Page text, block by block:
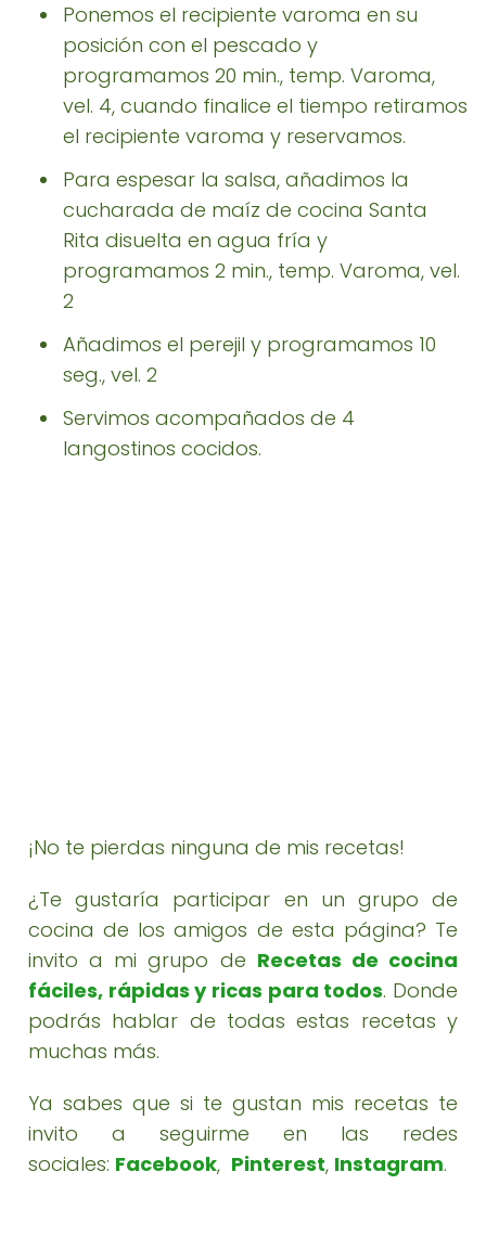
Ponemos el recipiente varoma en su
posición con el pescado y
programamos 20 min., temp. Varoma,
vel. 4, cuando finalice el tiempo retiramos
el recipiente varoma y reservamos.
Para espesar la salsa, añadimos la
cucharada de maíz de cocina Santa
Rita disuelta en agua fría y
programamos 2 min., temp. Varoma, vel.
2
Añadimos el perejil y programamos 10
seg., vel. 2
Servimos acompañados de 4
langostinos cocidos.
¡No te pierdas ninguna de mis recetas!
¿Te gustaría participar en un grupo de
cocina de los amigos de esta página? Te
invito a mi grupo de Recetas de cocina
fáciles, rápidas y ricas para todos. Donde
podrás hablar de todas estas recetas y
muchas más.
Ya sabes que si te gustan mis recetas te
invito a seguirme en las redes
sociales: Facebook, Pinterest, Instagram.